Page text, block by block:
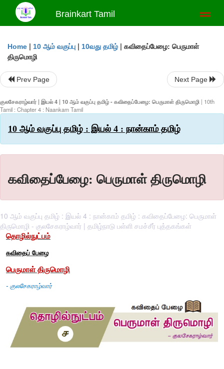
Brainkart Tamil
Home | 10 ஆம் வகுப்பு | 10வது தமிழ் | கவிதைப்பேழை: பெருமாள்
திருமொழி
Prev Page Next Page
குலசேகராழ்வார் | இயல் 4 | 10 ஆம் வகுப்பு தமிழ் - கவிதைப்பேழை: பெருமாள் திருமொழி | 10th
Tamil : Chapter 4 : Naankam Tamil
10 ஆம் வகுப்பு தமிழ் : இயல் 4 : நான்காம் தமிழ்
கவிதைப்பேழை: பெருமாள் திருமொழி
10 ஆம் வகுப்பு தமிழ் : இயல் 4 : நான்காம் தமிழ் : கவிதைப்பேழை: பெருமாள்
திருமொழி - குலசேகராழ்வார் | தமிழ்நாடு பள்ளி சமச்சீர் புத்தகங்கள்
கவிதைப் பேழை
பெருமாள் திருமொழி